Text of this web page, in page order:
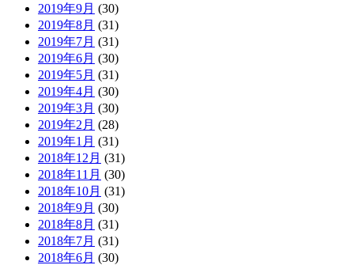
2019年9月 (30)
2019年8月 (31)
2019年7月 (31)
2019年6月 (30)
2019年5月 (31)
2019年4月 (30)
2019年3月 (30)
2019年2月 (28)
2019年1月 (31)
2018年12月 (31)
2018年11月 (30)
2018年10月 (31)
2018年9月 (30)
2018年8月 (31)
2018年7月 (31)
2018年6月 (30)